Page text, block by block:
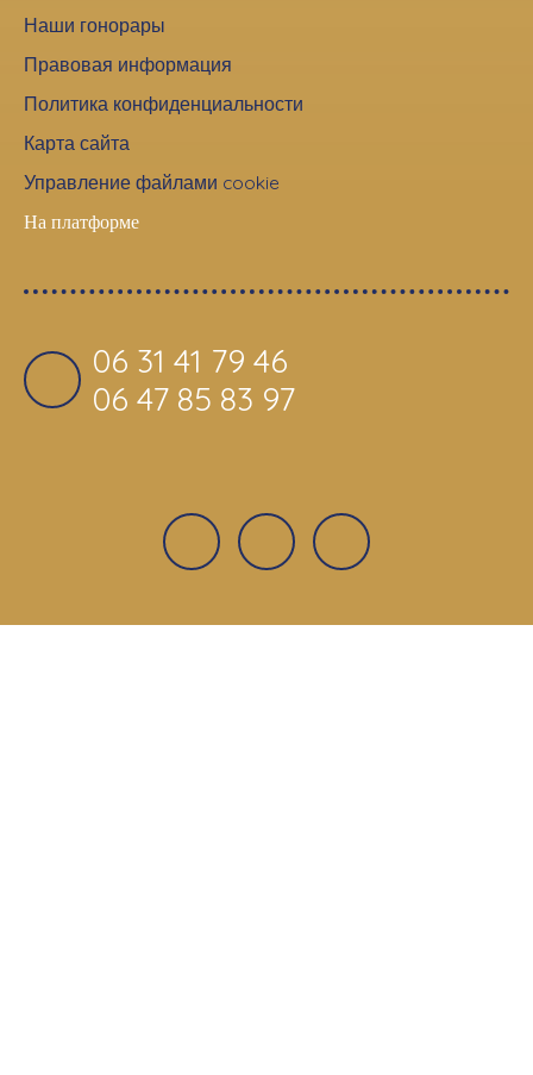
Наши гонорары
Правовая информация
Политика конфиденциальности
Карта сайта
Управление файлами cookie
На платформе
06 31 41 79 46
06 47 85 83 97